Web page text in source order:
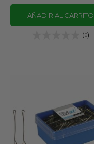
AÑADIR AL CARRITO
(0)